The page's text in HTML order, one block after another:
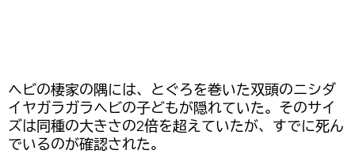
ヘビの棲家の隅には、とぐろを巻いた双頭のニシダ
イヤガラガラヘビの子どもが隠れていた。そのサイ
ズは同種の大きさの2倍を超えていたが、すでに死ん
でいるのが確認された。